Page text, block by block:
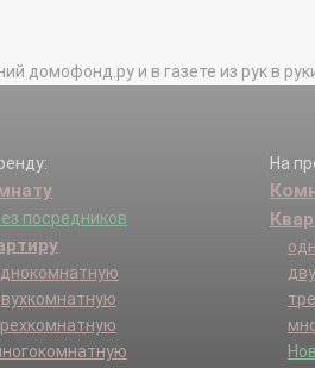
домофонд.ру и в газете из рук в
посредников
На